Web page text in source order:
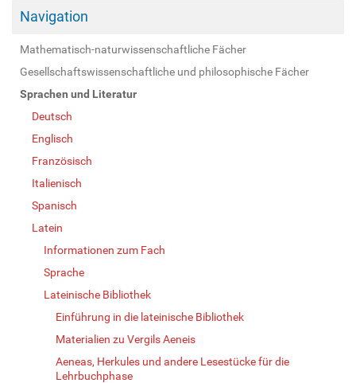
Navigation
Mathematisch-naturwissenschaftliche Fächer
Gesellschaftswissenschaftliche und philosophische Fächer
Sprachen und Literatur
Deutsch
Englisch
Französisch
Italienisch
Spanisch
Latein
Informationen zum Fach
Sprache
Lateinische Bibliothek
Einführung in die lateinische Bibliothek
Materialien zu Vergils Aeneis
Aeneas, Herkules und andere Lesestücke für die
Lehrbuchphase